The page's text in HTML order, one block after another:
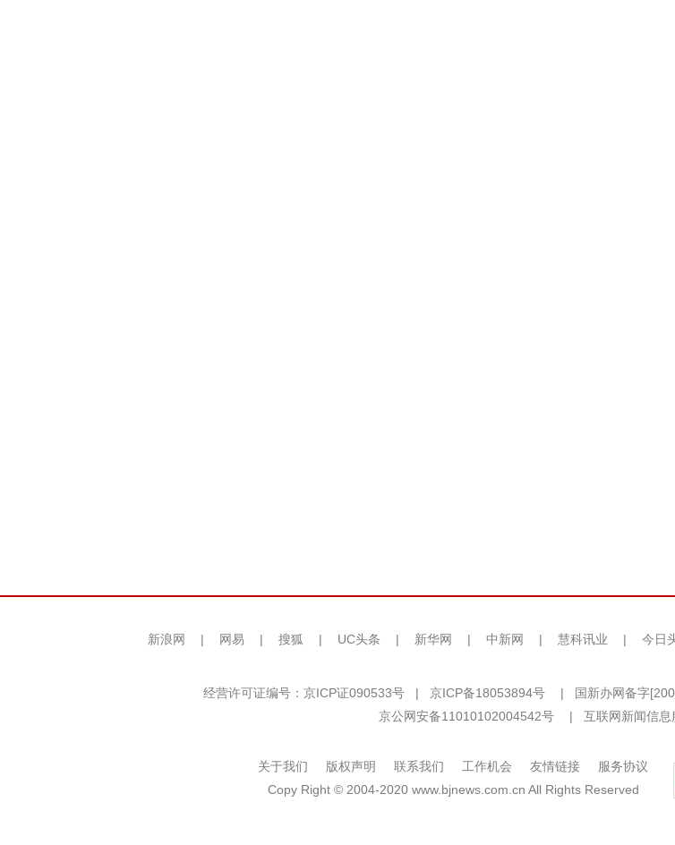
新浪网 | 网易 | 搜狐 | UC头条 | 新华网 | 中新网 | 慧科讯业 | 今日
经营许可证编号：京ICP证090533号 | 京ICP备18053894号 | 国新办网备字
京公网安备11010102004542号
| 互联网新闻信
关于我们 版权声明 联系我们 工作机会 友情链接
服务协议
Copy Right © 2004-2020 www.bjnews.com.cn All Rights Reserved